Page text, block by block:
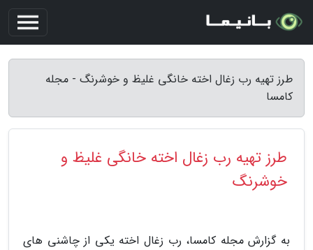
طرز تهیه رب زغال اخته خانگی غلیظ و خوشرنگ - مجله
کامسا
طرز تهیه رب زغال اخته خانگی غلیظ و
خوشرنگ
به گزارش مجله کامسا، رب زغال اخته یکی از چاشنی های